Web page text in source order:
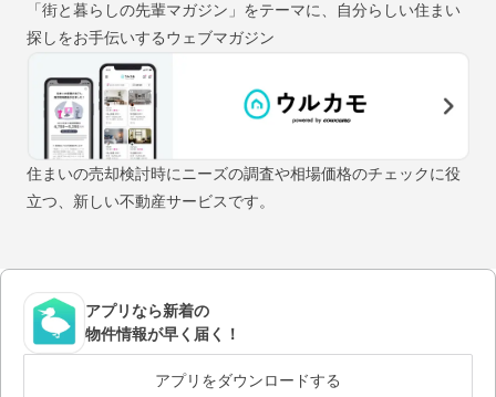
「街と暮らしの先輩マガジン」をテーマに、自分らしい住まい
探しをお手伝いするウェブマガジン
住まいの売却検討時にニーズの調査や相場価格のチェックに役
立つ、新しい不動産サービスです。
アプリなら新着の
物件情報が早く届く！
アプリをダウンロードする